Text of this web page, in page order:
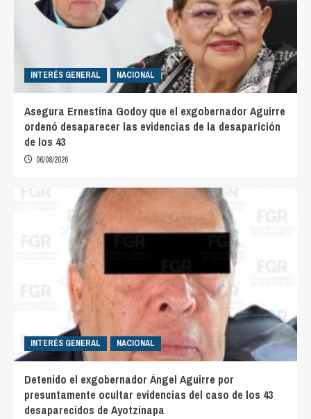
INTERÉS GENERAL NACIONAL
Asegura Ernestina Godoy que el exgobernador Aguirre
ordenó desaparecer las evidencias de la desaparición
de los 43
06/08/2026
INTERÉS GENERAL NACIONAL
Detenido el exgobernador Ángel Aguirre por
presuntamente ocultar evidencias del caso de los 43
desaparecidos de Ayotzinapa